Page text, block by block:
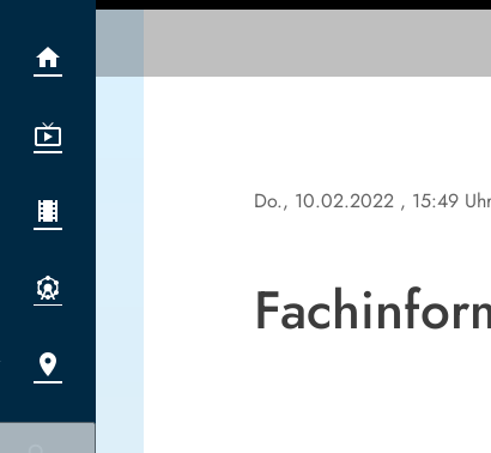
Do., 10.02.2022 , 15:49 Uhr